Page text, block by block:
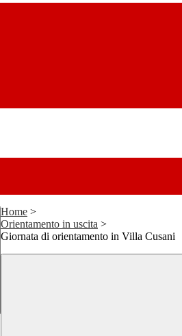
Home >
Orientamento in uscita >
Giornata di orientamento in Villa Cusani